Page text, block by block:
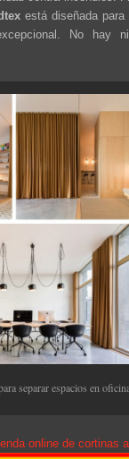
está diseñada
No hay
separar espacios en